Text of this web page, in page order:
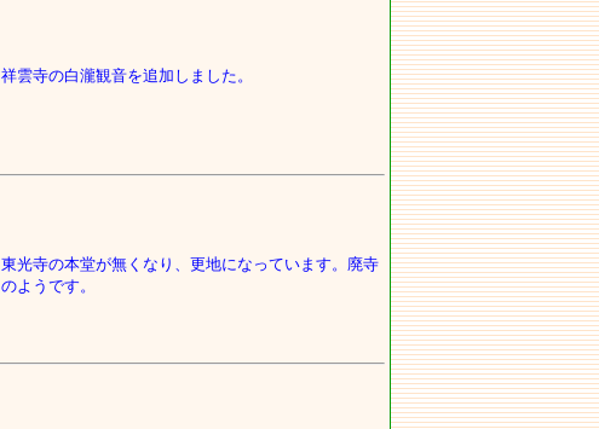
祥雲寺の白瀧観音を追加しました。
東光寺の本堂が無くなり、更地になっています。廃寺
のようです。